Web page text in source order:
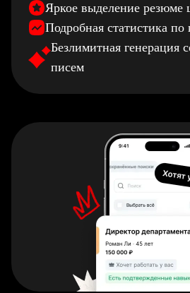
Яркое выделение резюме
Подробная статистика по
Безлимитная генерация
писем